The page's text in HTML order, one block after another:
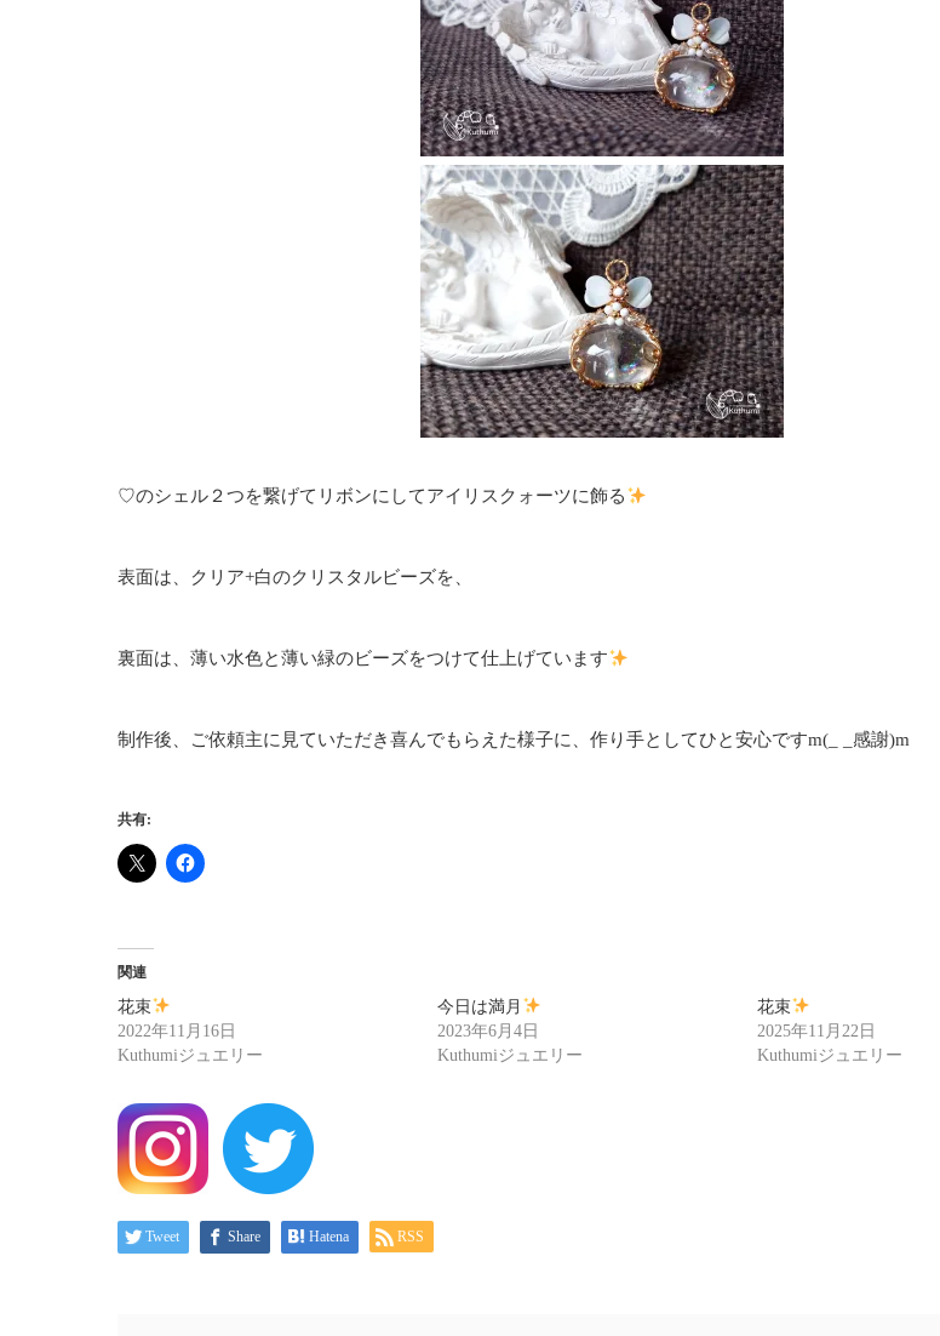
♡のシェル２つを繋げてリボンにしてアイリスクォーツに飾る
表面は、クリア+白のクリスタルビーズを、
裏面は、薄い水色と薄い緑のビーズをつけて仕上げています
制作後、ご依頼主に見ていただき喜んでもらえた様子に、作り手としてひと安心ですm(_ _感謝)m
共有:
関連
花束
2022年11月16日
Kuthumiジュエリー
今日は満月
2023年6月4日
Kuthumiジュエリー
花束
2025年11月22日
Kuthumiジュエリー
Tweet Share Hatena RSS